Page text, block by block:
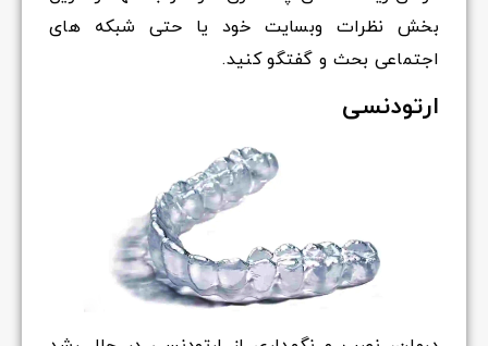
بخش نظرات وبسایت خود یا حتی شبکه های
اجتماعی بحث و گفتگو کنید.
ارتودنسی